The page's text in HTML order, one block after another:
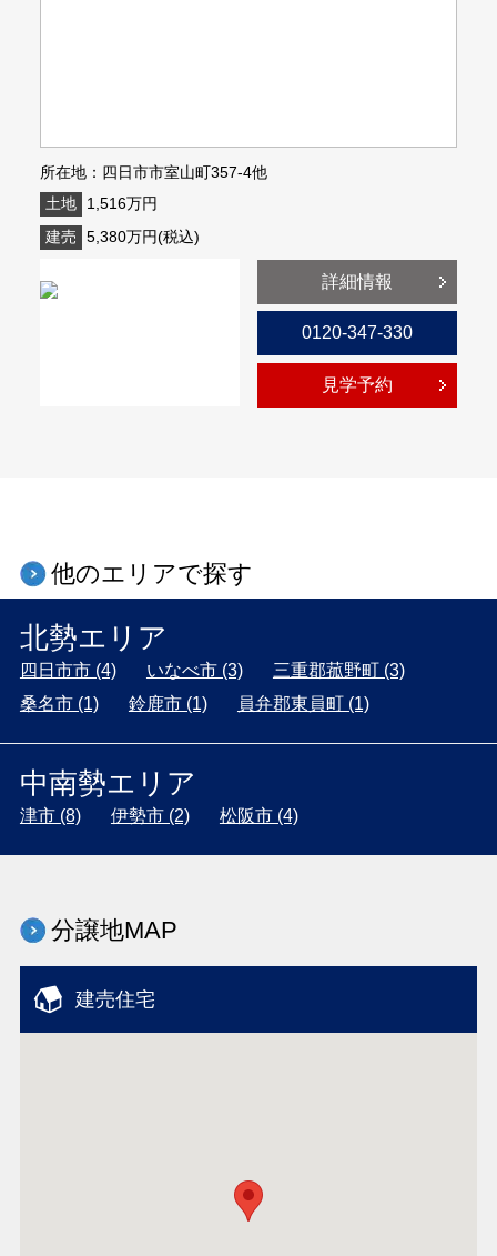
所在地：四日市市室山町357-4他
土地
1,516万円
建売
5,380万円(税込)
詳細情報
0120-347-330
見学予約
他のエリアで探す
北勢エリア
四日市市 (4) いなべ市 (3)
三重郡菰野町 (3)
桑名市 (1)
鈴鹿市 (1) 員弁郡東員町 (1)
中南勢エリア
津市 (8) 伊勢市 (2) 松阪市 (4)
分譲地MAP
建売住宅